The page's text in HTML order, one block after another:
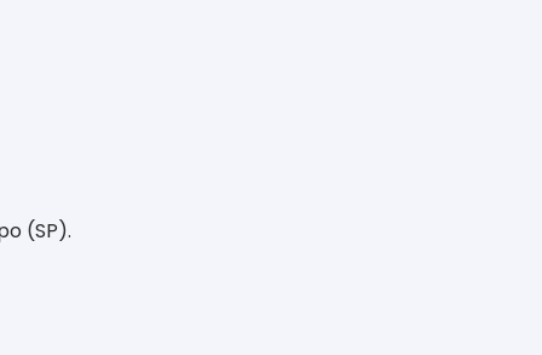
(SP).